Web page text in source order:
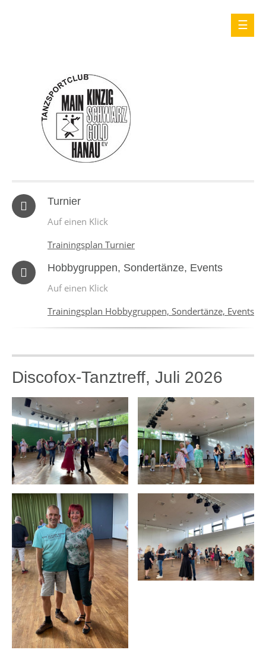
Turnier
Auf einen Klick
Trainingsplan Turnier
Hobbygruppen, Sondertänze, Events
Auf einen Klick
Trainingsplan Hobbygruppen, Sondertänze, Events
Discofox-Tanztreff, Juli 2026